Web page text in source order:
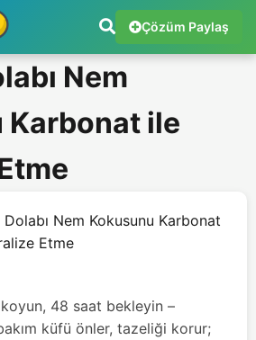
Çözüm Paylaş
Nem
Karbonat ile
Nem Kokusunu Karbonat
Etme
48 saat bekleyin –
küfü önler, tazeliği korur;